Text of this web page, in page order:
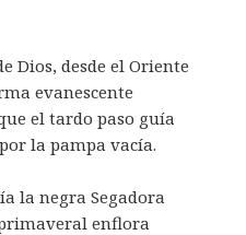
Dios, desde el Oriente
evanescente
el tardo paso guía
la pampa vacía.
la negra Segadora
enflora